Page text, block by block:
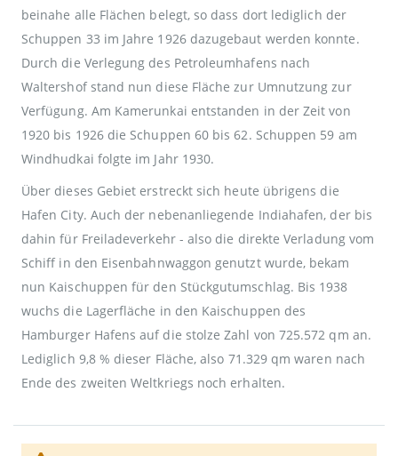
beinahe alle Flächen belegt, so dass dort lediglich der
Schuppen 33 im Jahre 1926 dazugebaut werden konnte.
Durch die Verlegung des Petroleumhafens nach
Waltershof stand nun diese Fläche zur Umnutzung zur
Verfügung. Am Kamerunkai entstanden in der Zeit von
1920 bis 1926 die Schuppen 60 bis 62. Schuppen 59 am
Windhudkai folgte im Jahr 1930.
Über dieses Gebiet erstreckt sich heute übrigens die
Hafen City. Auch der nebenanliegende Indiahafen, der bis
dahin für Freiladeverkehr - also die direkte Verladung vom
Schiff in den Eisenbahnwaggon genutzt wurde, bekam
nun Kaischuppen für den Stückgutumschlag. Bis 1938
wuchs die Lagerfläche in den Kaischuppen des
Hamburger Hafens auf die stolze Zahl von 725.572 qm an.
Lediglich 9,8 % dieser Fläche, also 71.329 qm waren nach
Ende des zweiten Weltkriegs noch erhalten.